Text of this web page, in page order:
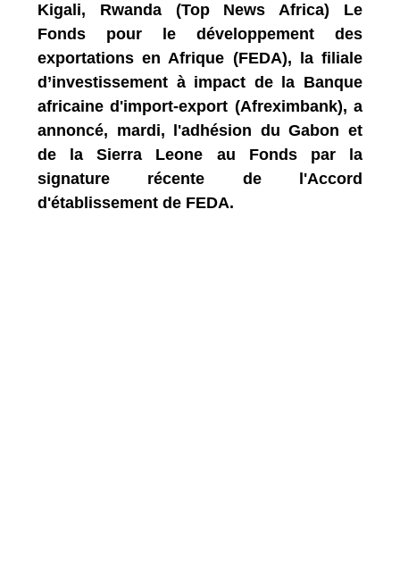
Kigali, Rwanda (Top News Africa) Le
Fonds pour le développement des
exportations en Afrique (FEDA), la filiale
d’investissement à impact de la Banque
africaine d'import-export (Afreximbank), a
annoncé, mardi, l'adhésion du Gabon et
de la Sierra Leone au Fonds par la
signature récente de l'Accord
d'établissement de FEDA.